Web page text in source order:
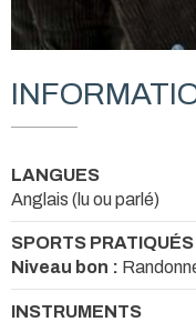
LANGUES
Anglais (lu ou parlé)
SPORTS PRATIQUÉS
Niveau bon :
INSTRUMENTS